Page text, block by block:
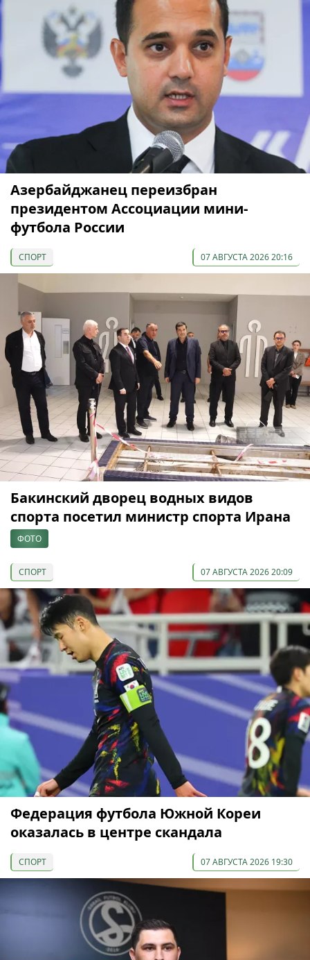
Азербайджанец переизбран
президентом Ассоциации мини-
футбола России
СПОРТ 07 АВГУСТА 2026 20:16
Бакинский дворец водных видов
спорта посетил министр спорта Ирана
ФОТО
СПОРТ 07 АВГУСТА 2026 20:09
Федерация футбола Южной Кореи
оказалась в центре скандала
СПОРТ 07 АВГУСТА 2026 19:30